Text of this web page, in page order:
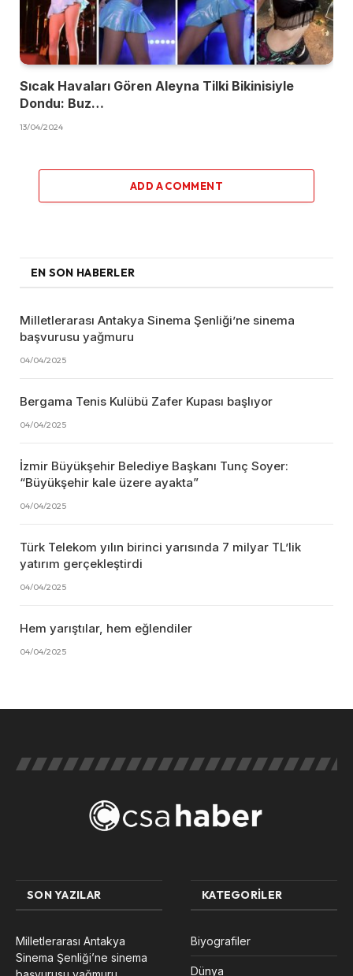
Sıcak Havaları Gören Aleyna Tilki Bikinisiyle
Dondu: Buz…
13/04/2024
ADD A COMMENT
EN SON HABERLER
Milletlerarası Antakya Sinema Şenliği’ne sinema
başvurusu yağmuru
04/04/2025
Bergama Tenis Kulübü Zafer Kupası başlıyor
04/04/2025
İzmir Büyükşehir Belediye Başkanı Tunç Soyer:
“Büyükşehir kale üzere ayakta”
04/04/2025
Türk Telekom yılın birinci yarısında 7 milyar TL’lik
yatırım gerçekleştirdi
04/04/2025
Hem yarıştılar, hem eğlendiler
04/04/2025
SON YAZILAR
Milletlerarası Antakya
Sinema Şenliği’ne sinema
KATEGORILER
Biyografiler
Dünya